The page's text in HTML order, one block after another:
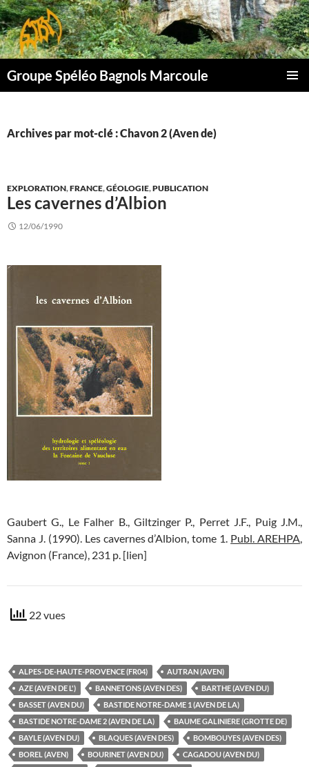
Aller
au
contenu
Groupe Spéléo Bagnols Marcoule
Archives par mot-clé : Chavon 2 (Aven de)
EXPLORATION,FRANCE,GÉOLOGIE,PUBLICATION
Les cavernes d’Albion
12/06/1990
Gaubert G., Le Falher B., Giltzinger P., Perret J.F., Puig J.M.,
Sanna J. (1990). Les cavernes d’Albion, tome 1. Publ. AREHPA,
Avignon (France), 231 p. [lien]
22 vues
ALPES-DE-HAUTE-PROVENCE (FR04)
AUTRAN (AVEN)
AZE (AVEN DE L')
BANNETONS (AVEN DES)
BARTHE (AVEN DU)
BASSET (AVEN DU)
BASTIDE NOTRE-DAME 1 (AVEN DE LA)
BASTIDE NOTRE-DAME 2 (AVEN DE LA)
BAUME GALINIERE (GROTTE DE)
BAYLE (AVEN DU)
BLAQUES (AVEN DES)
BOMBOUYES (AVEN DES)
BOREL (AVEN)
BOURINET (AVEN DU)
CAGADOU (AVEN DU)